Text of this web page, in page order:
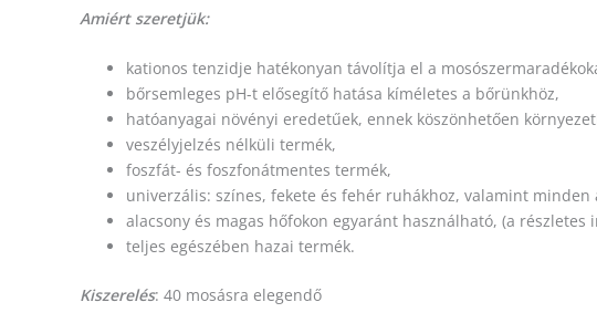
Amiért szeretjük:
kationos tenzidje hatékonyan távolítja el a
bőrsemleges pH-t elősegítő hatása kíméletes a bőrünkhöz,
hatóanyagai növényi eredetűek, ennek köszönhetően
veszélyjelzés nélküli termék,
foszfát- és foszfonátmentes termék,
univerzális: színes, fekete és fehér ruhákhoz, valamint
alacsony és magas hőfokon egyaránt használható, (a
teljes egészében hazai termék.
Kiszerelés: 40 mosásra elegendő